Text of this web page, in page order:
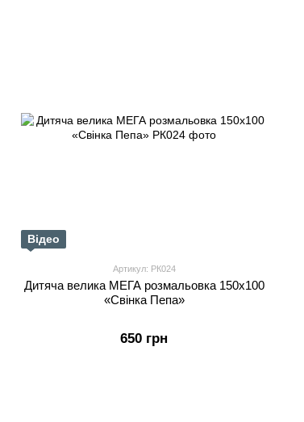
Відео
Артикул: РК024
Дитяча велика МЕГА розмальовка 150х100
«Свінка Пепа»
650 грн